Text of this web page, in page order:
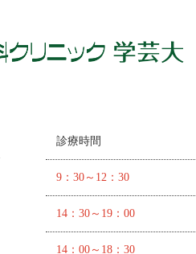
診療時間
9：30～12：30
14：30～19：00
14：00～18：30